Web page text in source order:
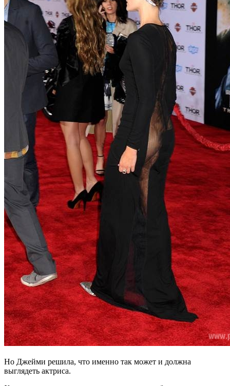
Но Джейми решила, что именно так может и должна
выглядеть актриса.